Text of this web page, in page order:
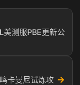
美测服PBE更新公
卡曼尼试炼攻 →